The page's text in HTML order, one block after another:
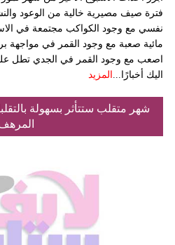
فترة صيف مصيرية خالية من الوعود
نفسي مع وجود الكواكب مجتمعة في
مائية صعبة مع وجود القمر في مواجهة
اصعب مع وجود القمر في الجدي تطل
اليك أخبارًا...
المزيد
شهر متقلب ستتأثر بسهولة